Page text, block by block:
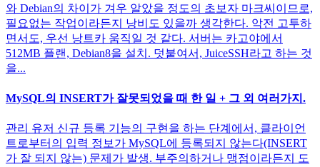
와 Debian의 차이가 겨우 알았을 정도의 초보자 마크씨이므로,
필요없는 작업이라든지 낭비도 있을까 생각한다. 악전 고투하
면서도, 우선 낭트카 움직일 것 같다. 서버는 카고야에서
512MB 플랜, Debian8을 설치. 덧붙여서, JuiceSSH라고 하는 것
을...
MySQL의 INSERT가 잘못되었을 때 한 일 + 그 외 여러가지.
관리 유저 신규 등록 기능의 구현을 하는 단계에서, 클라이언
트로부터의 입력 정보가 MySQL에 등록되지 않는다(INSERT
가 잘 되지 않는) 문제가 발생. 부주의하거나 맹점이라든지 도